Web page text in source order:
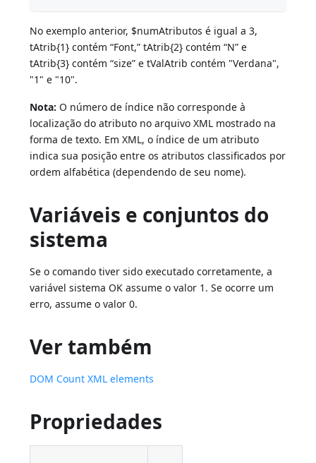
No exemplo anterior, $numAtributos é igual a 3,
tAtrib{1} contém “Font,” tAtrib{2} contém “N” e
tAtrib{3} contém “size” e tValAtrib contém "Verdana",
"1" e "10".
Nota: O número de índice não corresponde à
localização do atributo no arquivo XML mostrado na
forma de texto. Em XML, o índice de um atributo
indica sua posição entre os atributos classificados por
ordem alfabética (dependendo de seu nome).
Variáveis e conjuntos do
sistema
Se o comando tiver sido executado corretamente, a
variável sistema OK assume o valor 1. Se ocorre um
erro, assume o valor 0.
Ver também
DOM Count XML elements
Propriedades